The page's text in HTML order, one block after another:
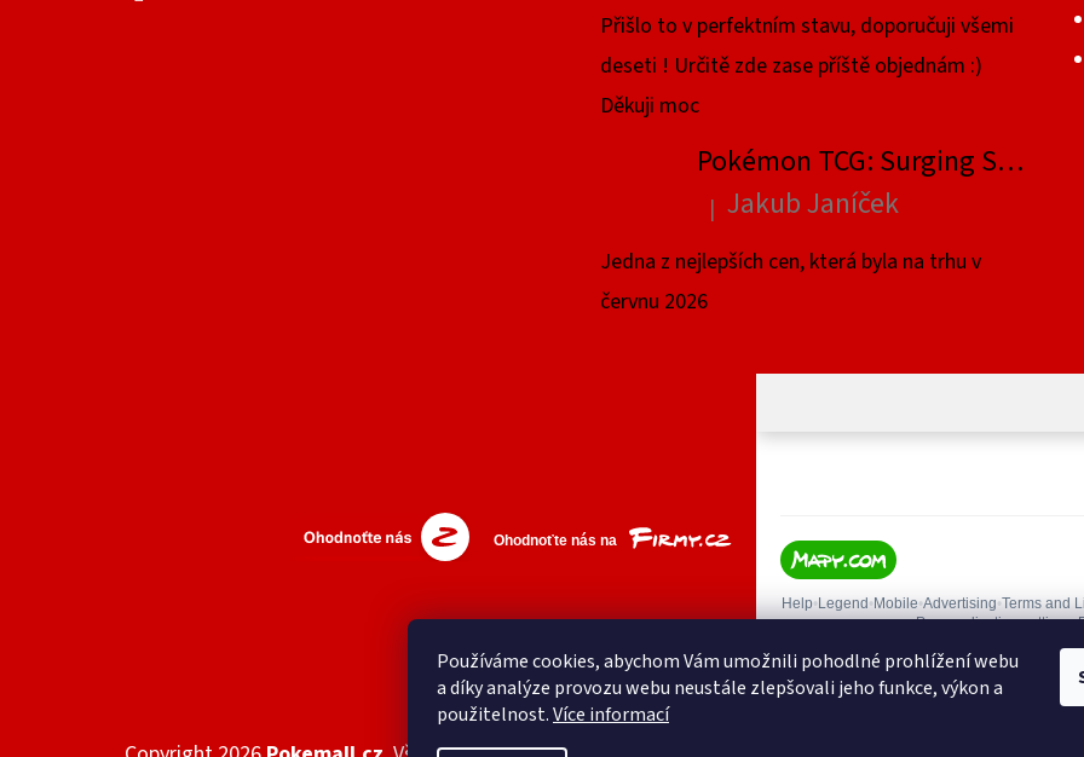
Používáme cookies, abychom Vám umožnili pohodlné prohlížení webu
a díky analýze provozu webu neustále zlepšovali jeho funkce, výkon a
použitelnost.Více informací
Přišlo to v perfektním stavu, doporučuji všemi
deseti ! Určitě zde zase příště objednám :)
Děkuji moc
Pokémon TCG: Surging Sparks Elite Trainer Box
Hodnocení produktu je 4 z 5 hvězdiček.
| Jakub Janíček
Jedna z nejlepších cen, která byla na trhu v
červnu 2026